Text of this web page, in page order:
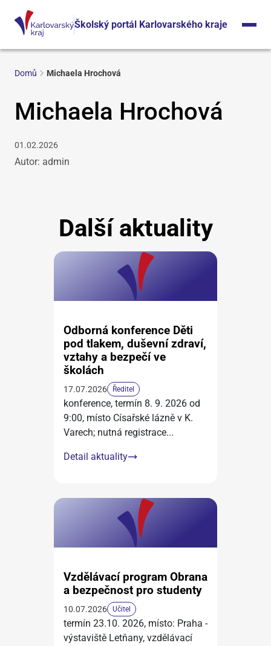
Školský portál Karlovarského kraje
Domů Michaela Hrochová
Michaela Hrochová
01.02.2026
Autor: admin
Další aktuality
Odborná konference Děti
pod tlakem, duševní zdraví,
vztahy a bezpečí ve
školách
17.07.2026 Ředitel
konference, termín 8. 9. 2026 od
9:00, místo Císařské lázně v K.
Varech; nutná registrace...
Detail aktuality
Vzdělávací program Obrana
a bezpečnost pro studenty
10.07.2026 Učitel
termín 23.10. 2026, místo: Praha -
výstaviště Letňany, vzdělávací